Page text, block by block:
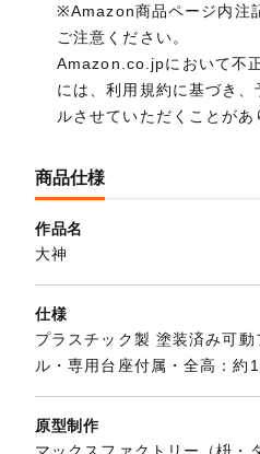
※Amazon商品ページ内注
ご注意ください。
Amazon.co.jpにおいて不
には、利用規約に基づき
ルさせていただくことがあ
商品仕様
作品名
大神
仕様
プラスチック製 塗装済み可
ル・専用台座付属・全高：約
原型制作